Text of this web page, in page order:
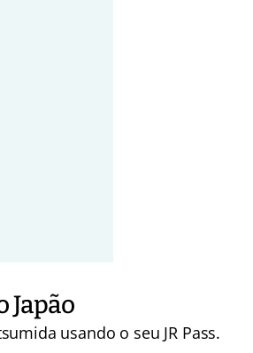
Japão
usando o seu JR Pass.